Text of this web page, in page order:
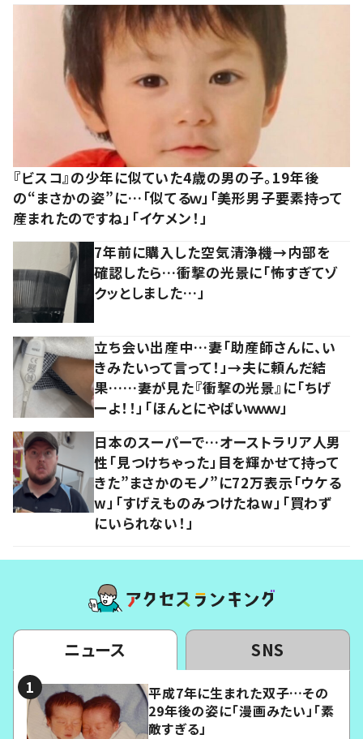
『ビスコ』の少年に似ていた4歳の男の子。19年後
の“まさかの姿”に…「似てるｗ」「美形男子要素持って
産まれたのですね」「イケメン！」
7年前に購入した空気清浄機→内部を
確認したら…衝撃の光景に「怖すぎてゾ
クッとしました…」
立ち会い出産中…妻「助産師さんに、い
きみたいって言って！」→夫に頼んだ結
果……妻が見た『衝撃の光景』に「ちげ
ーよ！！」「ほんとにやばいｗｗｗ」
日本のスーパーで…オーストラリア人男
性「見つけちゃった」目を輝かせて持って
きた”まさかのモノ”に72万表示「ウケる
w」「すげえものみつけたねw」「買わず
にいられない！」
ニュース SNS
平成7年に生まれた双子…その
29年後の姿に「漫画みたい」「素
敵すぎる」